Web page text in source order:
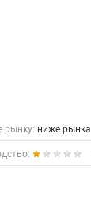
рынку: ниже рынка